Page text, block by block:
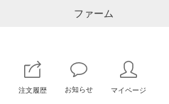
ファーム
注文履歴 お知らせ マイページ